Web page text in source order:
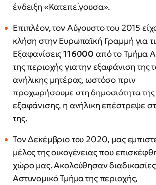
ένδειξη «Κατεπείγουσα».
Επιπλέον, τον Αύγουστο του 2015
κλήση στην Ευρωπαϊκή Γραμμή για
Εξαφανίσεις116000 από το Τμήμα
της περιοχής για την εξαφάνιση της
ανήλικης μητέρας, ωστόσο πριν
προχωρήσουμε στη δημοσιότητα της
εξαφάνισης, η ανήλικη επέστρεψε
της.
Τον Δεκέμβριο του 2020, μας
μέλος της οικογένειας που
χώρο μας. Ακολούθησαν
Αστυνομικό Τμήμα της περιοχής,